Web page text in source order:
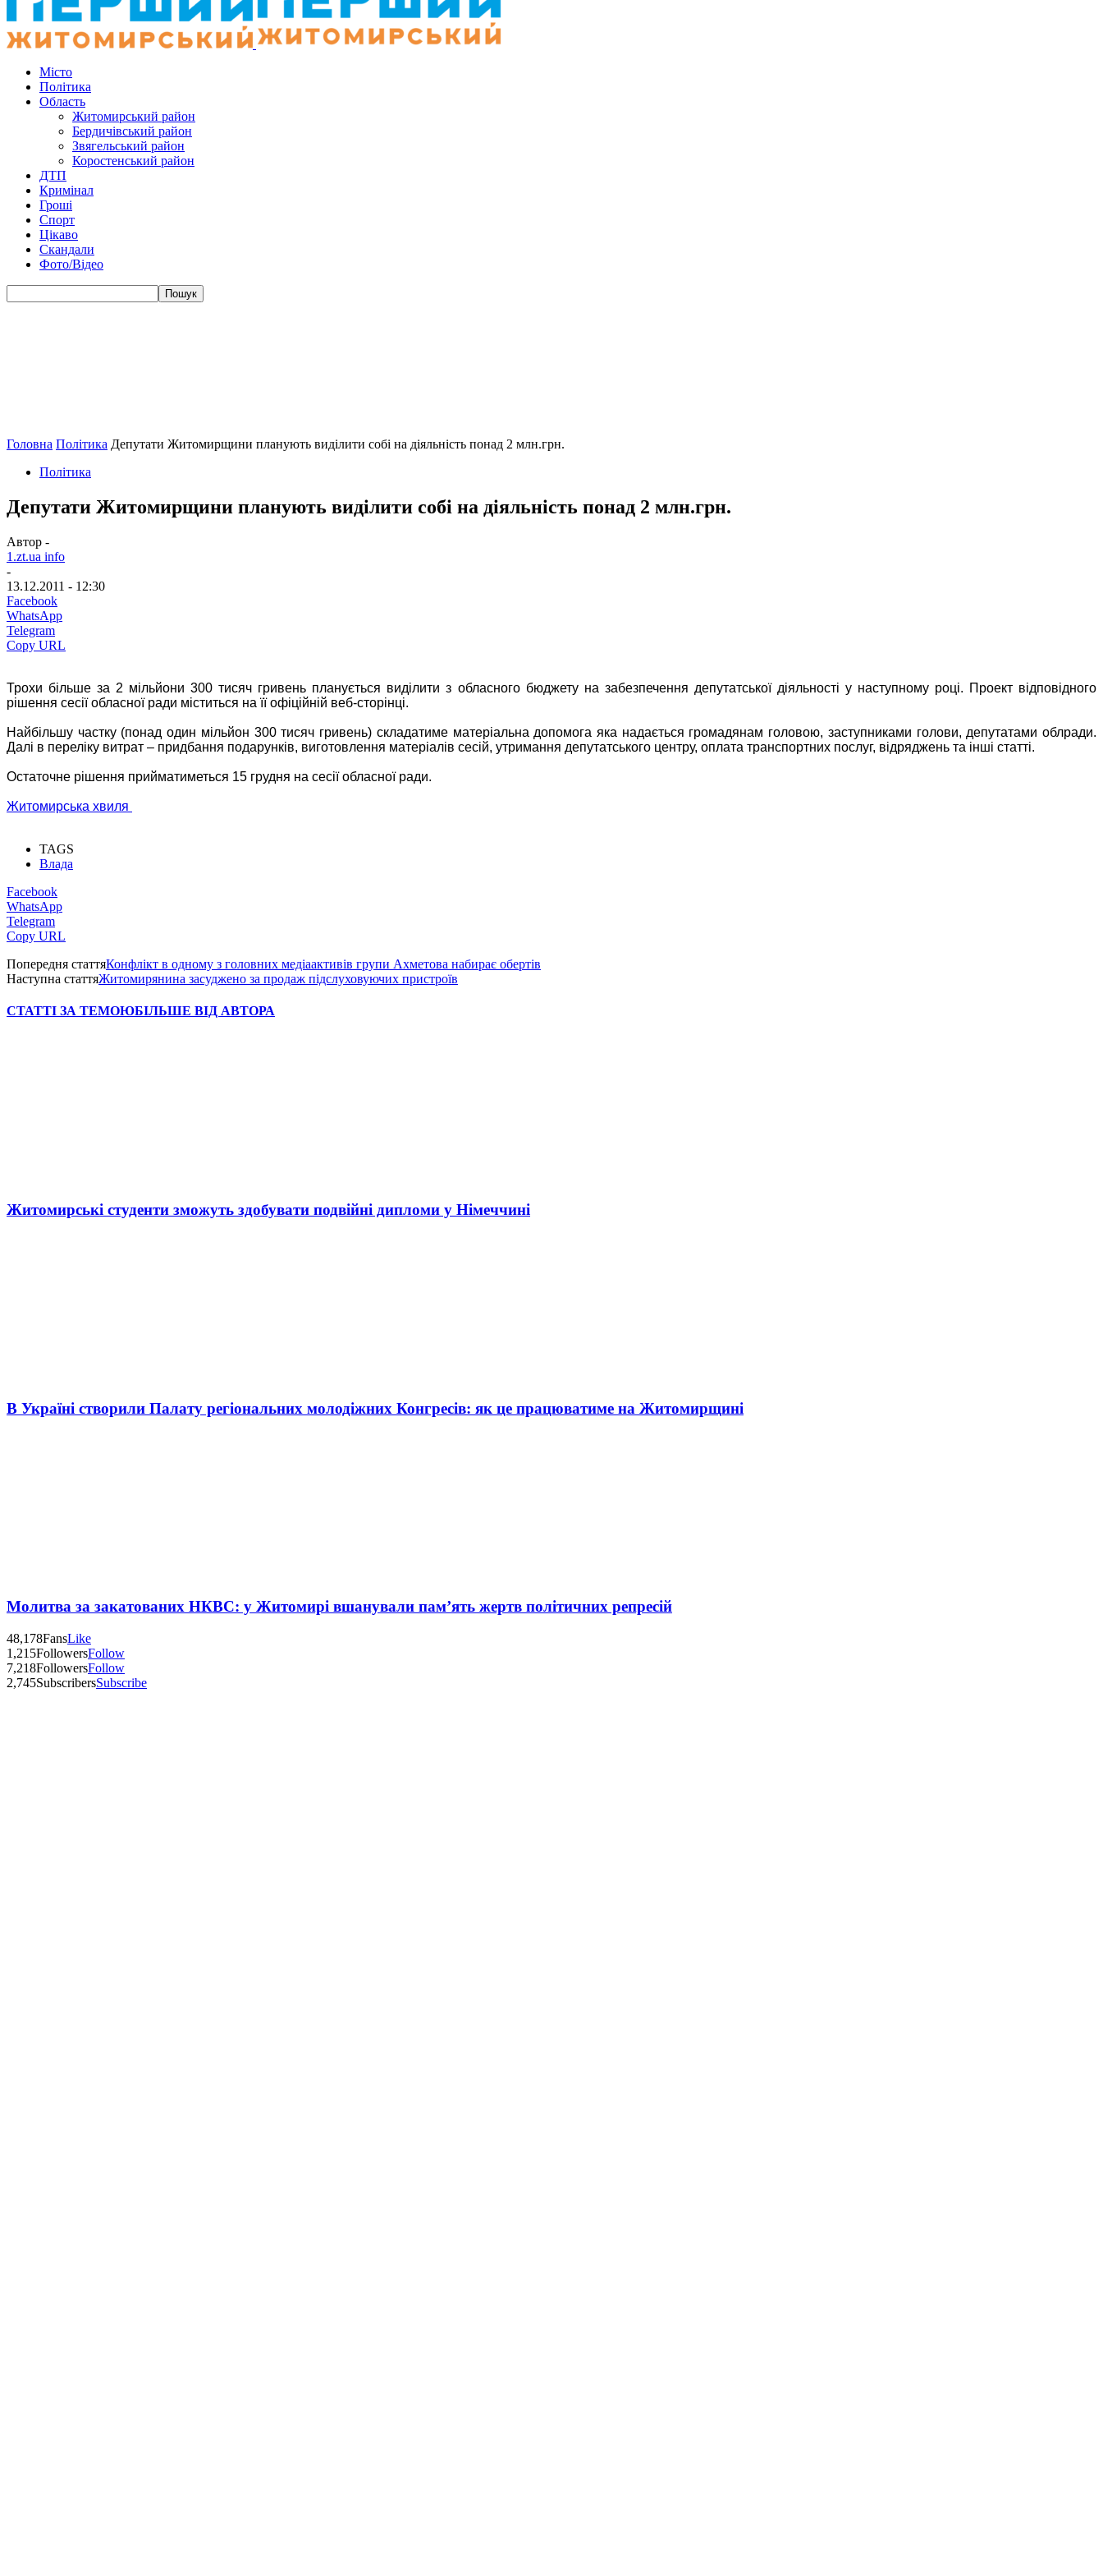
Місто
Політика
Область
Житомирський район
Бердичівський район
Звягельський район
Коростенський район
ДТП
Кримінал
Гроші
Спорт
Цікаво
Скандали
Фото/Відео
Головна Політика Депутати Житомирщини планують виділити собі на діяльність понад 2 млн.грн.
Політика
Депутати Житомирщини планують виділити собі на діяльність понад 2 млн.грн.
Автор -
1.zt.ua info
-
13.12.2011 - 12:30
Facebook
WhatsApp
Telegram
Copy URL
Трохи більше за 2 мільйони 300 тисяч гривень планується виділити з обласного бюджету на забезпечення депутатської діяльності у наступному році. Проект відповідного
рішення сесії обласної ради міститься на її офіційній веб-сторінці.
Найбільшу частку (понад один мільйон 300 тисяч гривень) складатиме матеріальна допомога яка надається громадянам головою, заступниками голови, депутатами облради.
Далі в переліку витрат – придбання подарунків, виготовлення матеріалів сесій, утримання депутатського центру, оплата транспортних послуг, відряджень та інші статті.
Остаточне рішення прийматиметься 15 грудня на сесії обласної ради.
Житомирська хвиля
TAGS
Влада
Facebook
WhatsApp
Telegram
Copy URL
Попередня статтяКонфлікт в одному з головних медіаактивів групи Ахметова набирає обертів
Наступна статтяЖитомирянина засуджено за продаж підслуховуючих пристроїв
СТАТТІ ЗА ТЕМОЮБІЛЬШЕ ВІД АВТОРА
Житомирські студенти зможуть здобувати подвійні дипломи у Німеччині
В Україні створили Палату регіональних молодіжних Конгресів: як це працюватиме на Житомирщині
Молитва за закатованих НКВС: у Житомирі вшанували пам’ять жертв політичних репресій
48,178FansLike
1,215FollowersFollow
7,218FollowersFollow
2,745SubscribersSubscribe